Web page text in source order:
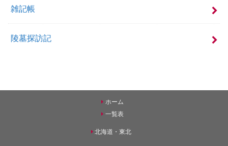
雑記帳
陵墓探訪記
ホーム
一覧表
北海道・東北